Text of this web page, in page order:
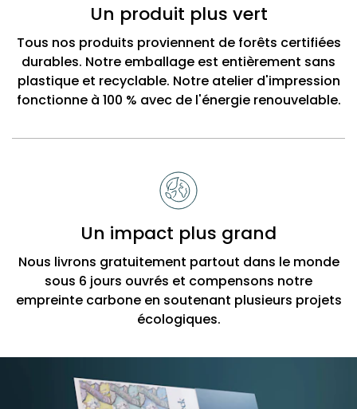
Un produit plus vert
Tous nos produits proviennent de forêts certifiées
durables. Notre emballage est entièrement sans
plastique et recyclable. Notre atelier d'impression
fonctionne à 100 % avec de l'énergie renouvelable.
Un impact plus grand
Nous livrons gratuitement partout dans le monde
sous 6 jours ouvrés et compensons notre
empreinte carbone en soutenant plusieurs projets
écologiques.